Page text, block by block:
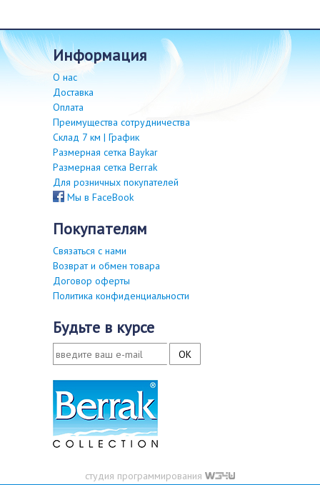
информация
О нас
Доставка
Оплата
Преимущества сотрудничества
Склад 7 км | График
Размерная сетка Baykar
Размерная сетка Berrak
Для розничных покупателей
Мы в FaceBook
покупателям
Связаться с нами
Возврат и обмен товара
Договор оферты
Политика конфиденциальности
будьте в курсе
студия программирования